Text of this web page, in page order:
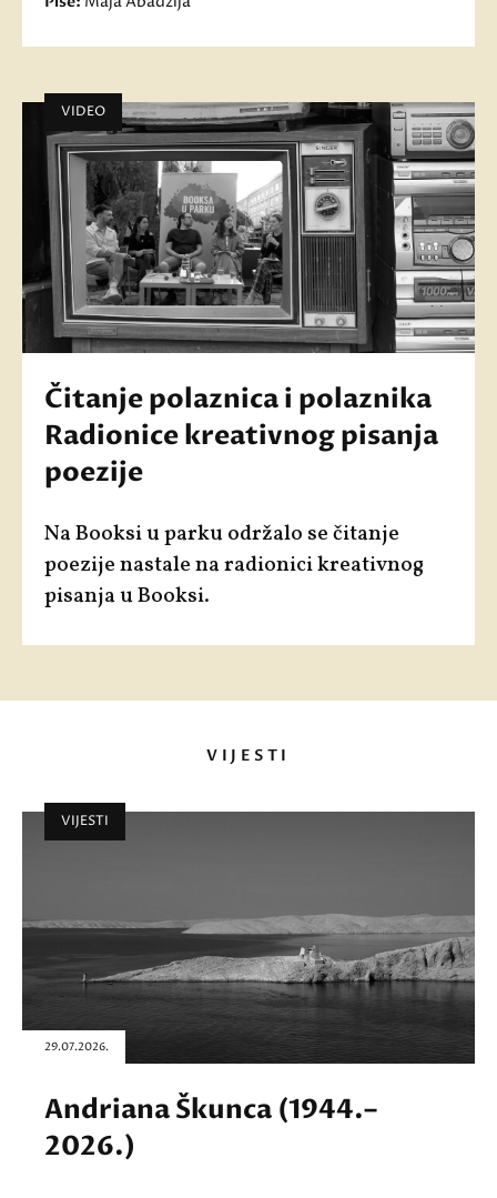
VIDEO
Čitanje polaznica i polaznika
Radionice kreativnog pisanja
poezije
Na Booksi u parku održalo se čitanje
poezije nastale na radionici kreativnog
pisanja u Booksi.
VIJESTI
VIJESTI
29.07.2026.
Andriana Škunca (1944.–
2026.)